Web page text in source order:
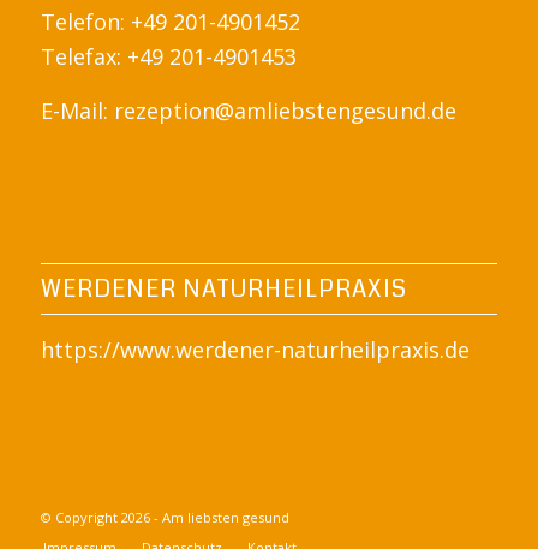
Telefon: +49 201-4901452
Telefax: +49 201-4901453
E-Mail: rezeption@amliebstengesund.de
WERDENER NATURHEILPRAXIS
https://www.werdener-naturheilpraxis.de
© Copyright 2026 - Am liebsten gesund